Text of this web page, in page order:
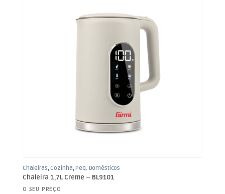
Chaleiras,Cozinha,Peq. Domésticos
Chaleira 1,7L Creme – BL9101
O SEU PREÇO